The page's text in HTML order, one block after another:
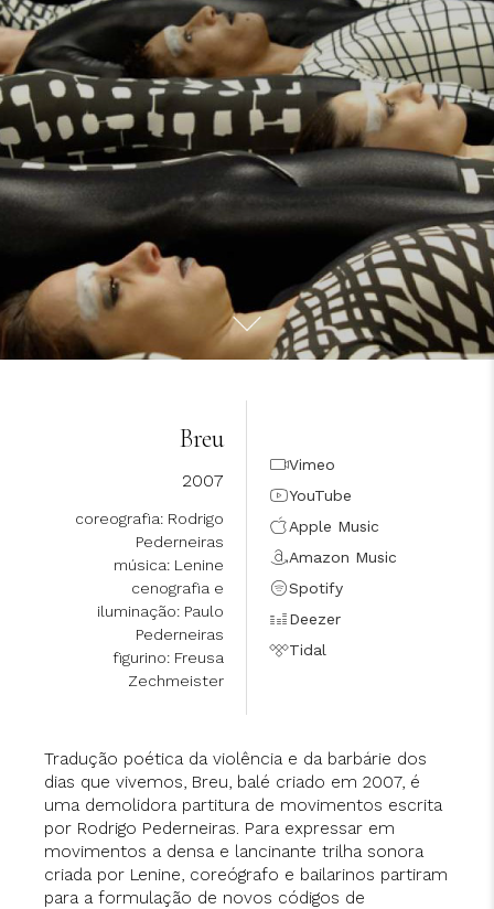
Breu
2007
coreografia: Rodrigo
Pederneiras
música: Lenine
cenografia e
iluminação: Paulo
Pederneiras
figurino: Freusa
Zechmeister
Vimeo
YouTube
Apple Music
Amazon Music
Spotify
Deezer
Tidal
Tradução poética da violência e da barbárie dos
dias que vivemos, Breu, balé criado em 2007, é
uma demolidora partitura de movimentos escrita
por Rodrigo Pederneiras. Para expressar em
movimentos a densa e lancinante trilha sonora
criada por Lenine, coreógrafo e bailarinos partiram
para a formulação de novos códigos de